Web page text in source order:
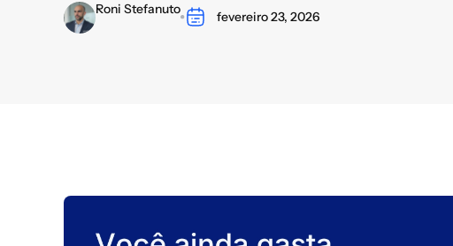
Roni Stefanuto fevereiro 23, 2026